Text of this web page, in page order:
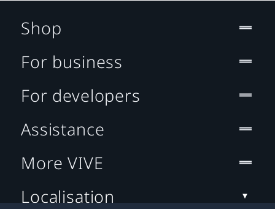
Shop
For business
For developers
Assistance
More VIVE
Localisation